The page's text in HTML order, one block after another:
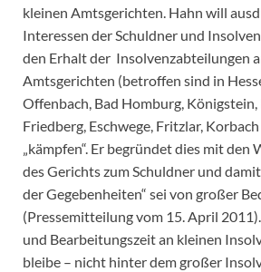
kleinen Amtsgerichten. Hahn will
Interessen der Schuldner und
den Erhalt der Insolvenzabteilungen
Amtsgerichten (betroffen sind in
Offenbach, Bad Homburg, Königstein,
Friedberg, Eschwege, Fritzlar,
„kämpfen“. Er begründet dies mit den
des Gerichts zum Schuldner und
der Gegebenheiten“ sei von großer
(Pressemitteilung vom 15. April
und Bearbeitungszeit an kleinen
bleibe – nicht hinter dem großer